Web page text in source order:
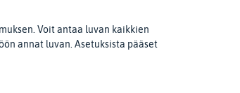
Voit antaa luvan kaikkien
annat luvan. Asetuksista pääset